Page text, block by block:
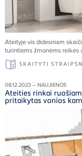
Ateityje vis didesniam
turintiems žmonėms reikės
SKAITYTI
08.12.2023 – NAUJIENOS
Ateities rinkai
pritaikytas vonios